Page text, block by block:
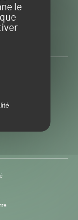
le